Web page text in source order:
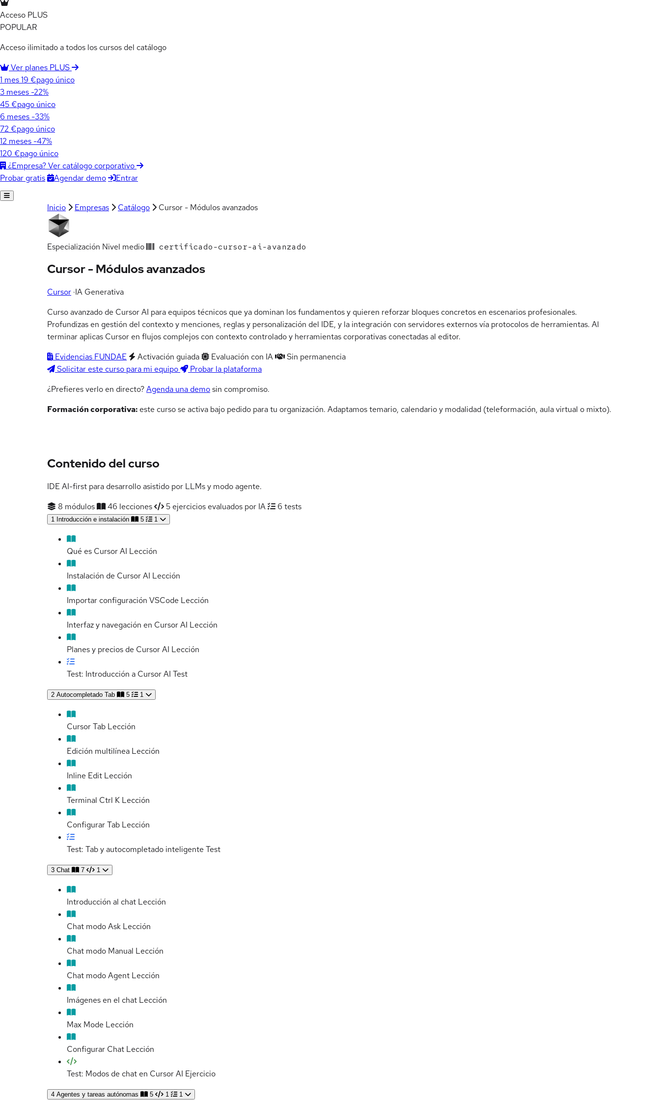
Acceso PLUS
POPULAR
Acceso ilimitado a todos los cursos del catálogo
Ver planes PLUS
1 mes19 €pago único
3 meses -22%
45 €pago único
6 meses -33%
72 €pago único
12 meses -47%
120 €pago único
¿Empresa? Ver catálogo corporativo
Probar gratis
Agendar demo Entrar
Inicio Empresas Catálogo Cursor - Módulos avanzados
Especialización Nivel medio certificado-cursor-ai-avanzado
Cursor - Módulos avanzados
Cursor ·IA Generativa
Curso avanzado de Cursor AI para equipos técnicos que ya dominan los fundamentos y quieren reforzar bloques concretos en escenarios profesionales.
Profundizas en gestión del contexto y menciones, reglas y personalización del IDE, y la integración con servidores externos vía protocolos de herramientas. Al
terminar aplicas Cursor en flujos complejos con contexto controlado y herramientas corporativas conectadas al editor.
Evidencias FUNDAE
Activación guiada Evaluación con IA
Sin permanencia
Solicitar este curso para mi equipo
Probar la plataforma
¿Prefieres verlo en directo?Agenda una demosin compromiso.
Formación corporativa: este curso se activa bajo pedido para tu organización. Adaptamos temario, calendario y modalidad (teleformación, aula virtual o mixto).
Contenido del curso
IDE AI-first para desarrollo asistido por LLMs y modo agente.
8 módulos
46 lecciones 5 ejercicios evaluados por IA 6 tests
1 Introducción e instalación 5 1
Qué es Cursor AI Lección
Instalación de Cursor AI Lección
Importar configuración VSCode Lección
Interfaz y navegación en Cursor AI Lección
Planes y precios de Cursor AI Lección
Test: Introducción a Cursor AI Test
2 Autocompletado Tab 5 1
Cursor Tab Lección
Edición multilínea Lección
Inline Edit Lección
Terminal Ctrl K Lección
Configurar Tab Lección
Test: Tab y autocompletado inteligente Test
3 Chat 7 1
Introducción al chat Lección
Chat modo Ask Lección
Chat modo Manual Lección
Chat modo Agent Lección
Imágenes en el chat Lección
Max Mode Lección
Configurar Chat Lección
Test: Modos de chat en Cursor AI Ejercicio
4 Agentes y tareas autónomas 5 1 1